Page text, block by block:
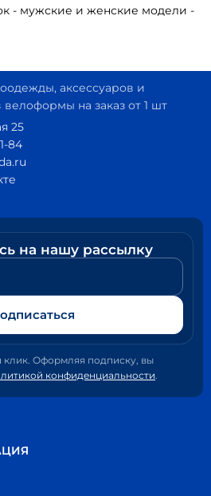
- мужские и женские модели -
аксессуаров и
на заказ от 1 шт
25
84
на нашу рассылку
Оформляя подписку, вы
конфиденциальности